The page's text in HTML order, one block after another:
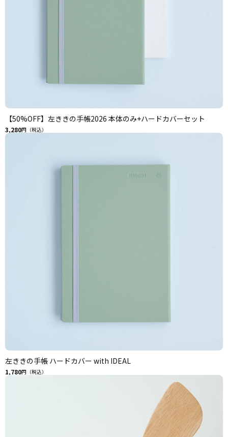
【50%OFF】左ききの手帳2026 本体のみ+ハードカバーセット
3,280円（税込）
左ききの手帳 ハードカバー with IDEAL
1,780円（税込）